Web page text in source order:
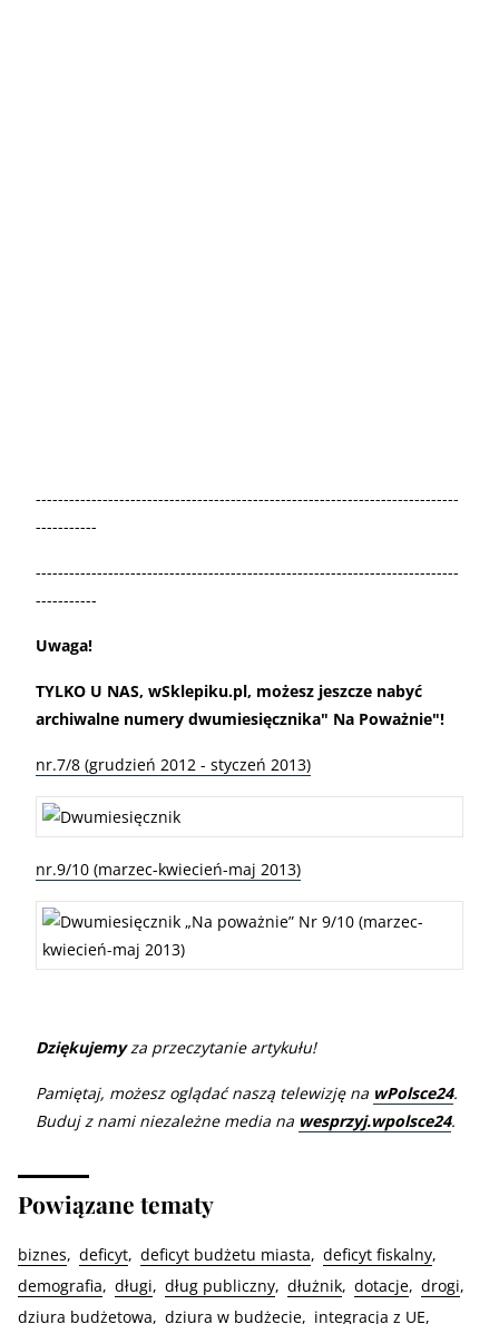
----------------------------------------------------------------------------
-----------
----------------------------------------------------------------------------
-----------
Uwaga!
TYLKO U NAS, wSklepiku.pl, możesz jeszcze nabyć
archiwalne numery dwumiesięcznika" Na Poważnie"!
nr.7/8 (grudzień 2012 - styczeń 2013)
nr.9/10 (marzec-kwiecień-maj 2013)
Dziękujemyza przeczytanie artykułu!
Pamiętaj, możesz oglądać naszą telewizję na wPolsce24.
Buduj z nami niezależne media na wesprzyj.wpolsce24.
Powiązane tematy
biznes deficyt deficyt budżetu miasta
deficyt fiskalny
demografia
długi dług publiczny dłużnik dotacje drogi
dziura budżetowa
dziura w budżecie integracja z UE